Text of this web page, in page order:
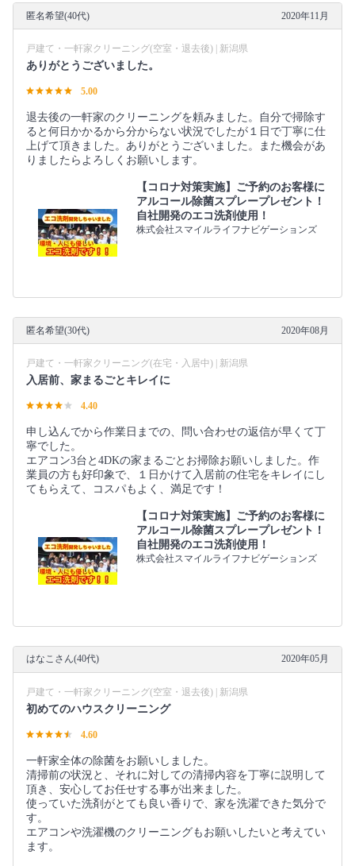
匿名希望(40代) 2020年11月
戸建て・一軒家クリーニング(空室・退去後) | 新潟県
ありがとうございました。
5.00
退去後の一軒家のクリーニングを頼みました。自分で掃除す
ると何日かかるから分からない状況でしたが１日で丁寧に仕
上げて頂きました。ありがとうございました。また機会があ
りましたらよろしくお願いします。
【コロナ対策実施】ご予約のお客様に
アルコール除菌スプレープレゼント！
自社開発のエコ洗剤使用！
株式会社スマイルライフナビゲーションズ
匿名希望(30代) 2020年08月
戸建て・一軒家クリーニング(在宅・入居中) | 新潟県
入居前、家まるごとキレイに
4.40
申し込んでから作業日までの、問い合わせの返信が早くて丁
寧でした。
エアコン3台と4DKの家まるごとお掃除お願いしました。作
業員の方も好印象で、１日かけて入居前の住宅をキレイにし
てもらえて、コスパもよく、満足です！
【コロナ対策実施】ご予約のお客様に
アルコール除菌スプレープレゼント！
自社開発のエコ洗剤使用！
株式会社スマイルライフナビゲーションズ
はなこさん(40代) 2020年05月
戸建て・一軒家クリーニング(空室・退去後) | 新潟県
初めてのハウスクリーニング
4.60
一軒家全体の除菌をお願いしました。
清掃前の状況と、それに対しての清掃内容を丁寧に説明して
頂き、安心してお任せする事が出来ました。
使っていた洗剤がとても良い香りで、家を洗濯できた気分で
す。
エアコンや洗濯機のクリーニングもお願いしたいと考えてい
ます。